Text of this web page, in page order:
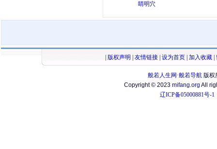
睛明穴
版权声明 友情链接 设为首页 加入收藏
般若人生网·般若导航版权
Copyright © 2023 mifang.org All
辽ICP备05000881号-1